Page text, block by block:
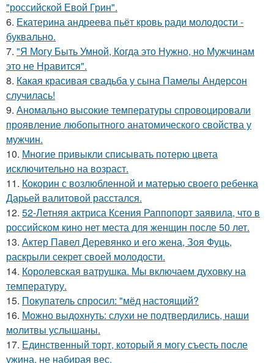
"российской Евой Грин".
6. Екатерина андреева пьёт кровь ради молодости -
буквально.
7. "Я Могу Быть Умной, Когда это Нужно, но Мужчинам
это не Нравится".
8. Какая красивая свадьба у сына Памелы Андерсон
случилась!
9. Аномально высокие температуры спровоцировали
проявление любопытного анатомического свойства у
мужчин.
10. Многие привыкли списывать потерю цвета
исключительно на возраст.
11. Кокорин с возлюбленной и матерью своего ребенка
Дарьей валитовой расстался.
12. 52-Летняя актриса Ксения Раппопорт заявила, что в
российском кино нет места для женщин после 50 лет.
13. Актер Павел Деревянко и его жена, Зоя Фуць,
раскрыли секрет своей молодости.
14. Королевская ватрушка. Мы включаем духовку на
температуру.
15. Покупатель спросил: "мёд настоящий?
16. Можно выдохнуть: слухи не подтвердились, наши
молитвы услышаны.
17. Единственный торт, который я могу съесть после
ужина, не набирая вес.